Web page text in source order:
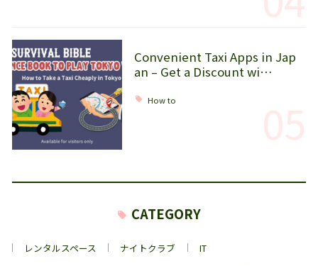
Convenient Taxi Apps in Jap
an – Get a Discount wi…
How to
CATEGORY
レンタルスペース ナイトクラブ IT